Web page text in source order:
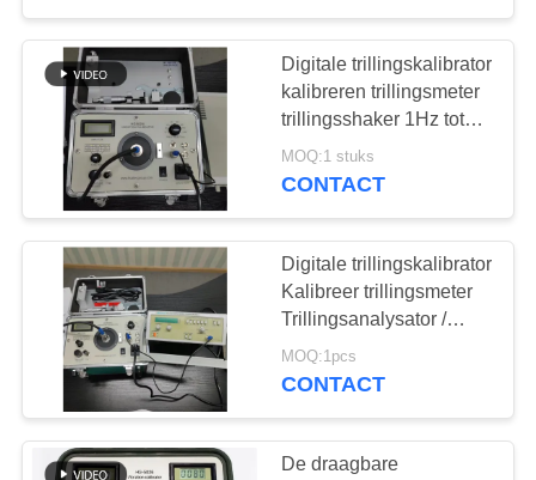
FABRIEKSREIS
KWALITEITSCONTROLE
CONTACTEER
ONS
VERZOEK
OM EEN
CITAAT
SITEMAP
Ultrasoon
diktemeter
64
Laagdiktemeter
108
Digitale trillingskalibrator
kalibreren trillingsmeter
trillingsshaker 1Hz tot
10kHz Continu
verstelbaar HG-5020i
MOQ:1 stuks
CONTACT
Digitale trillingskalibrator
Kalibreer trillingsmeter
Trillingsanalysator /
tester ISO10816 HG-
5020i
MOQ:1pcs
CONTACT
De draagbare